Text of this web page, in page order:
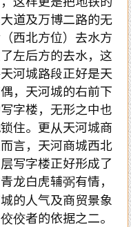
道及万博二路的无
西北方位）去水方
左后方的去水，这
河城路段正好是天
，天河城的右前下
字楼，无形之中也
住。更从天河城商
言，天河商城西北
写字楼正好形成了
龙白虎辅弼有情，
的人气及商贸景象
佼者的依据之二。